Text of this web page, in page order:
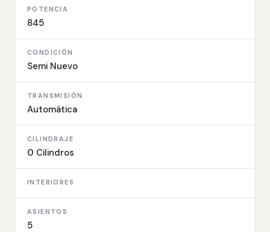
POTENCIA
845
CONDICIÓN
Semi Nuevo
TRANSMISIÓN
Automática
CILINDRAJE
0 Cilindros
INTERIORES
ASIENTOS
5